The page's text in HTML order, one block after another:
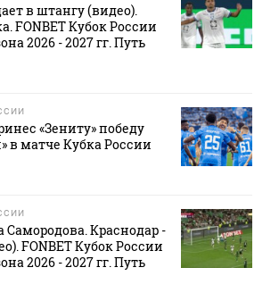
в штангу (видео).
FONBET Кубок России
2026 - 2027 гг. Путь
«Зениту» победу
в матче Кубка России
Краснодар -
FONBET Кубок России
2026 - 2027 гг. Путь